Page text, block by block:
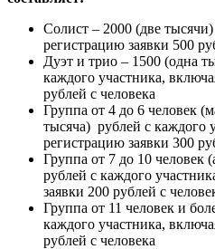
Солист – 2000 (две
регистрацию заявки 500
Дуэт и трио – 1500 (одна
каждого участника,
рублей с человека
Группа от 4 до 6 человек
тысяча) рублей с каждого
регистрацию заявки 300
Группа от 7 до 10 человек
рублей с каждого
заявки 200 рублей с
Группа от 11 человек и
каждого участника,
рублей с человека